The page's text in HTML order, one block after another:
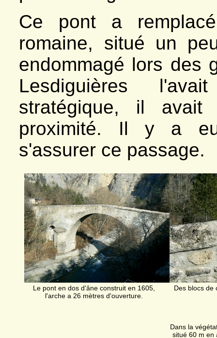
Ce pont a
romaine, situé un
endommagé lors des
Lesdiguières
stratégique, il
proximité. Il y a
s'assurer ce passage.
Le pont en dos d'âne construit en 1605,
l'arche a 26 mètres d'ouverture.
Des blocs de
Dans la
situé 60 m en